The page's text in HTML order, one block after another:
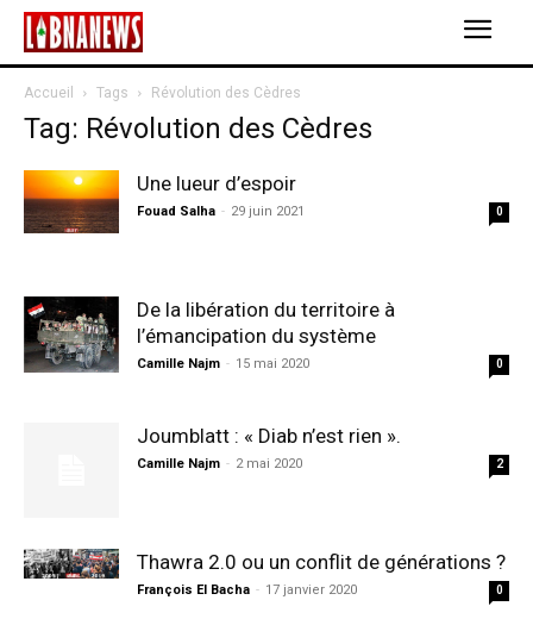
Accueil Tags Révolution des Cèdres
Tag: Révolution des Cèdres
Une lueur d’espoir
Fouad Salha - 29 juin 2021 0
De la libération du territoire à
l’émancipation du système
Camille Najm - 15 mai 2020 0
Joumblatt : « Diab n’est rien ».
Camille Najm - 2 mai 2020 2
Thawra 2.0 ou un conflit de générations ?
François El Bacha - 17 janvier 2020 0